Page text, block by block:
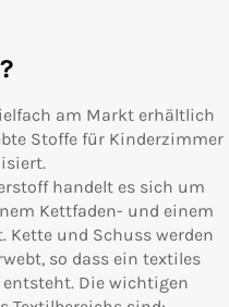
am Markt erhältlich
Stoffe für Kinderzimmer
handelt es sich um
Kettfaden- und einem
Kette und Schuss werden
so dass ein textiles
entsteht. Die wichtigen